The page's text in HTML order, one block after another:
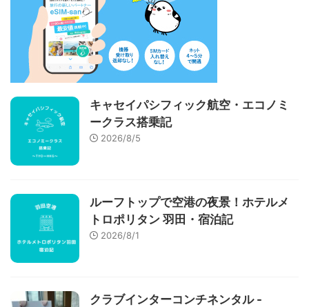
キャセイパシフィック航空・エコノミ
ークラス搭乗記
2026/8/5
ルーフトップで空港の夜景！ホテルメ
トロポリタン 羽田・宿泊記
2026/8/1
クラブインターコンチネンタル -